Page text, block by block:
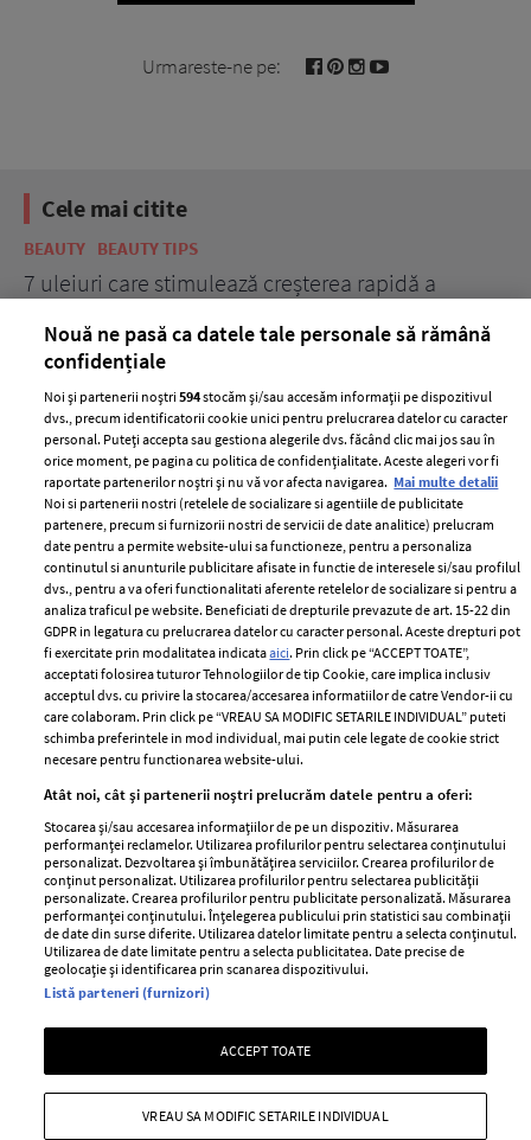
Urmareste-ne pe:
Cele mai citite
BEAUTY BEAUTY TIPS
7 uleiuri care stimulează creșterea rapidă a
ELLE Style Awards
2024
Despre ELLE
Romania
Contact
Abonamente
Termeni si conditii
Politica de
confidențialitate
Politica de cookies
Publicitate
GSP
Unica
Baby
Retete
femei
Viva
Avantaje
Retete practice
Pariază responsabil! Decizia ONJN nr. 821/25.09.2025.
Jocurile de noroc sunt interzise minorilor.
Copyright © 2026 Ringier Romania SRL
Nouă ne pasă ca datele tale personale să rămână
confidențiale
Noi și partenerii noștri594stocăm și/sau accesăm informații pe dispozitivul
dvs., precum identificatorii cookie unici pentru prelucrarea datelor cu caracter
personal. Puteți accepta sau gestiona alegerile dvs. făcând clic mai jos sau în
orice moment, pe pagina cu politica de confidențialitate. Aceste alegeri vor fi
raportate partenerilor noștri și nu vă vor afecta navigarea. Mai multe detalii
Noi si partenerii nostri (retelele de socializare si agentiile de publicitate
partenere, precum si furnizorii nostri de servicii de date analitice) prelucram
date pentru a permite website-ului sa functioneze, pentru a personaliza
continutul si anunturile publicitare afisate in functie de interesele si/sau profilul
dvs., pentru a va oferi functionalitati aferente retelelor de socializare si pentru a
analiza traficul pe website. Beneficiati de drepturile prevazute de art. 15-22 din
GDPR in legatura cu prelucrarea datelor cu caracter personal. Aceste drepturi pot
fi exercitate prin modalitatea indicataaici. Prin click pe “ACCEPT TOATE”,
acceptati folosirea tuturor Tehnologiilor de tip Cookie, care implica inclusiv
acceptul dvs. cu privire la stocarea/accesarea informatiilor de catre Vendor-ii cu
care colaboram. Prin click pe “VREAU SA MODIFIC SETARILE INDIVIDUAL” puteti
schimba preferintele in mod individual, mai putin cele legate de cookie strict
necesare pentru functionarea website-ului.
Atât noi, cât și partenerii noștri prelucrăm datele pentru a oferi:
Stocarea și/sau accesarea informațiilor de pe un dispozitiv. Măsurarea
performanței reclamelor. Utilizarea profilurilor pentru selectarea conținutului
personalizat. Dezvoltarea și îmbunătățirea serviciilor. Crearea profilurilor de
conținut personalizat. Utilizarea profilurilor pentru selectarea publicității
personalizate. Crearea profilurilor pentru publicitate personalizată. Măsurarea
performanței conținutului. Înțelegerea publicului prin statistici sau combinații
de date din surse diferite. Utilizarea datelor limitate pentru a selecta conținutul.
Utilizarea de date limitate pentru a selecta publicitatea. Date precise de
geolocație și identificarea prin scanarea dispozitivului.
Listă parteneri (furnizori)
ACCEPT TOATE
VREAU SA MODIFIC SETARILE INDIVIDUAL